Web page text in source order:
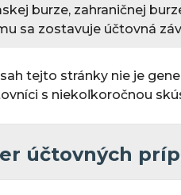
burze, zahraničnej
sa zostavuje účtovná
tejto stránky nie je
s niekoľkoročnou
účtovných